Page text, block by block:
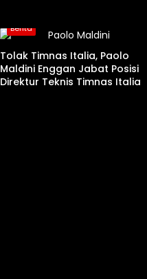
Berita
Tolak Timnas Italia, Paolo
Maldini Enggan Jabat Posisi
Direktur Teknis Timnas Italia